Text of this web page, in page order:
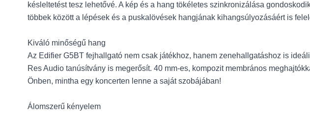
késleltetést tesz lehetővé. A kép és a hang tökéletes szinkronizálása
többek között a lépések és a puskalövések hangjának kihangsúlyozásáért is
Kiváló minőségű hang
Az Edifier G5BT fejhallgató nem csak játékhoz, hanem zenehallgatáshoz is
Res Audio tanúsítvány is megerősít. 40 mm-es, kompozit membrános
Önben, mintha egy koncerten lenne a saját szobájában!
Álomszerű kényelem